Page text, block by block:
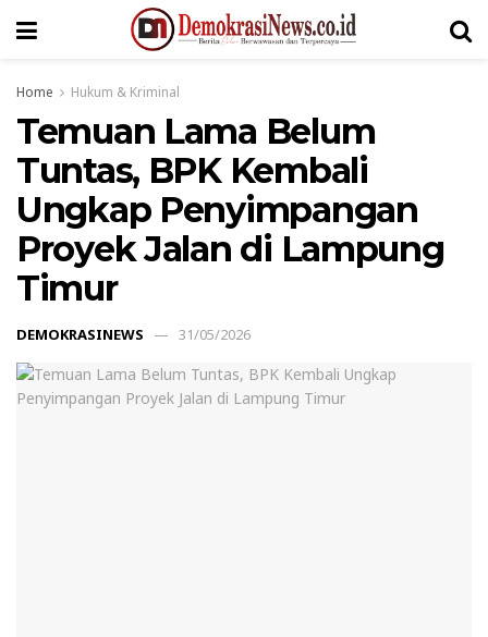
Home Hukum & Kriminal
Temuan Lama Belum
Tuntas, BPK Kembali
Ungkap Penyimpangan
Proyek Jalan di Lampung
Timur
DEMOKRASINEWS 31/05/2026